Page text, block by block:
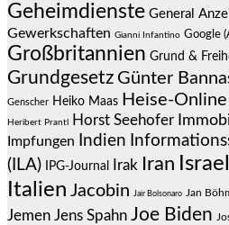
Geheimdienste General
Gewerkschaften Gianni Infantino Google
Großbritannien Grund &
Grundgesetz Günter
Genscher Heiko Maas Heise-Online
Heribert Prantl Horst Seehofer
Impfungen Indien
(ILA)
IPG-Journal Irak Iran Israel
Italien Jacobin Jair Bolsonaro Jan
Jemen Jens Spahn Joe Biden